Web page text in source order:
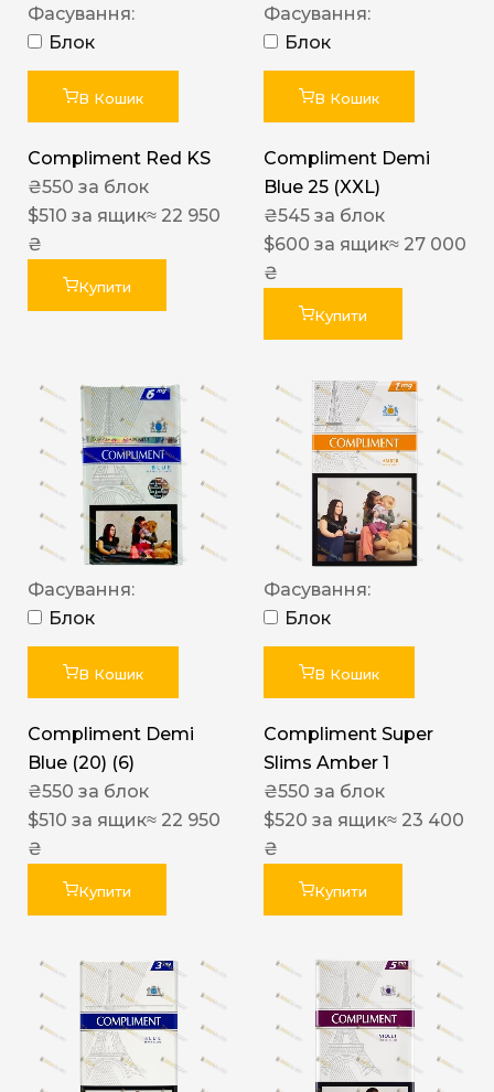
Фасування:
Блок
В Кошик
Compliment Red KS
₴550 за блок
$510 за ящик≈ 22 950
₴
Купити
Фасування:
Блок
В Кошик
Compliment Demi
Blue 25 (XXL)
₴545 за блок
$600 за ящик≈ 27 000
₴
Купити
Фасування:
Блок
В Кошик
Compliment Demi
Blue (20) (6)
₴550 за блок
$510 за ящик≈ 22 950
₴
Купити
Фасування:
Блок
В Кошик
Compliment Super
Slims Amber 1
₴550 за блок
$520 за ящик≈ 23 400
₴
Купити